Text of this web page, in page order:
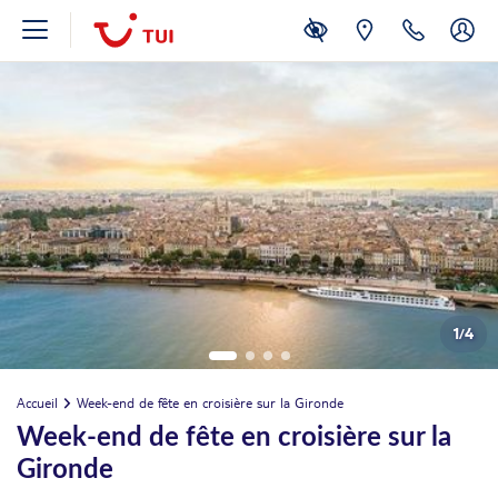
1/4
Accueil Week-end de fête en croisière sur la Gironde
Week-end de fête en croisière sur la
Gironde